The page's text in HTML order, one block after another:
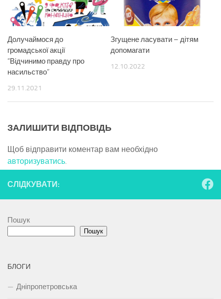
Долучаймося до
громадської акції
“Відчинимо правду про
насильство”
29.11.2021
Згущене ласувати – дітям
допомагати
12.10.2022
ЗАЛИШИТИ ВІДПОВІДЬ
Щоб відправити коментар вам необхідно
авторизуватись.
СЛІДКУВАТИ:
Пошук
Пошук
БЛОГИ
Дніпропетровська